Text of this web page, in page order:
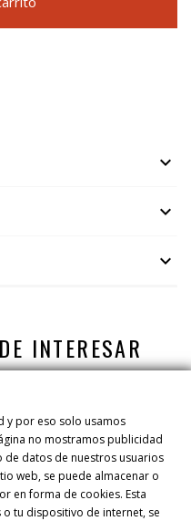



INTERESAR
y por eso solo usamos
no mostramos publicidad
de datos de nuestros usuarios
web, se puede almacenar o
en forma de cookies. Esta
tu dispositivo de internet, se